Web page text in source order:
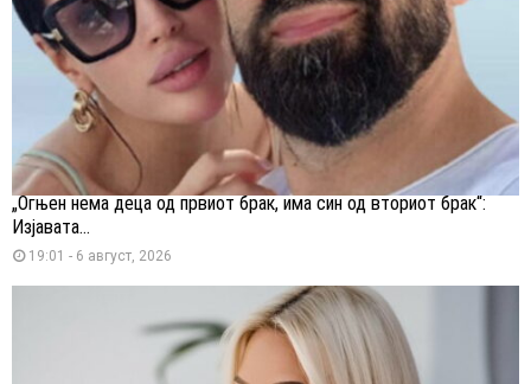
„Огњен нема деца од првиот брак, има син од вториот брак“:
Изјавата...
19:01 - 6 август, 2026